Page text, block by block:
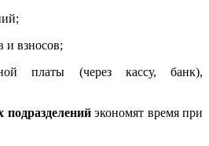
и взносов;
платы (через кассу, банк),
экономят время при